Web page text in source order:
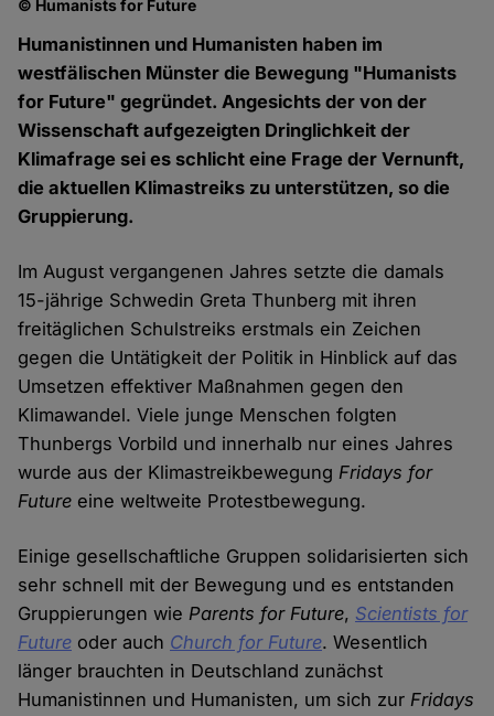
© Humanists for Future
Humanistinnen und Humanisten haben im
westfälischen Münster die Bewegung "Humanists
for Future" gegründet. Angesichts der von der
Wissenschaft aufgezeigten Dringlichkeit der
Klimafrage sei es schlicht eine Frage der Vernunft,
die aktuellen Klimastreiks zu unterstützen, so die
Gruppierung.
Im August vergangenen Jahres setzte die damals
15-jährige Schwedin Greta Thunberg mit ihren
freitäglichen Schulstreiks erstmals ein Zeichen
gegen die Untätigkeit der Politik in Hinblick auf das
Umsetzen effektiver Maßnahmen gegen den
Klimawandel. Viele junge Menschen folgten
Thunbergs Vorbild und innerhalb nur eines Jahres
wurde aus der KlimastreikbewegungFridays for
Future eine weltweite Protestbewegung.
Einige gesellschaftliche Gruppen solidarisierten sich
sehr schnell mit der Bewegung und es entstanden
Gruppierungen wieParents for Future, Scientists for
Future oder auch Church for Future. Wesentlich
länger brauchten in Deutschland zunächst
Humanistinnen und Humanisten, um sich zurFridays